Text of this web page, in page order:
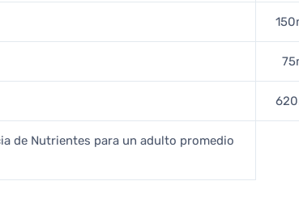
de Nutrientes para un adulto promedio